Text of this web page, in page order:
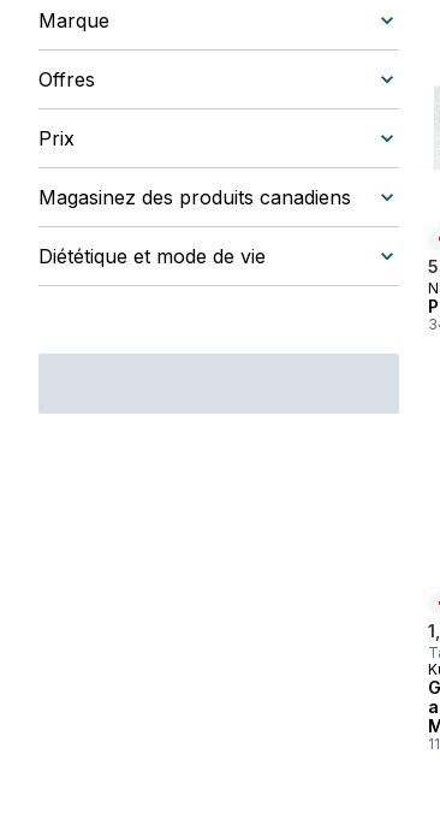
Marque
Offres
Prix
Magasinez des produits canadiens
Diététique et mode de vie